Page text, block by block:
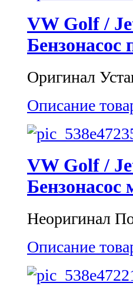
VW Golf /
Бензонасос
Оригинал
Описание
VW Golf /
Бензонасос
Неоригинал
Описание